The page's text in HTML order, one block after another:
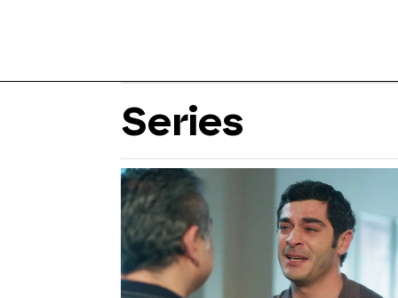
Series